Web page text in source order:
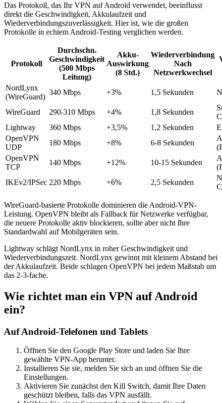
Das Protokoll, das Ihr VPN auf Android verwendet, beeinflusst
direkt die Geschwindigkeit, Akkulaufzeit und
Wiederverbindungszuverlässigkeit. Hier ist, wie die großen
Protokolle in echtem Android-Testing verglichen werden.
Protokoll
Durchschn.
Geschwindigkeit
(500 Mbps
Leitung)
Akku-
Auswirkung
(8 Std.)
Wiederverbindung
Nach
Netzwerkwechsel
NordLynx
(WireGuard)
340 Mbps +3% 1,5 Sekunden
WireGuard 290-310 Mbps +4% 1,8 Sekunden
Lightway
360 Mbps +3,5% 1,2 Sekunden
OpenVPN
UDP
180 Mbps +8% 6-8 Sekunden
OpenVPN
TCP
140 Mbps +12% 10-15 Sekunden
IKEv2/IPSec 220 Mbps +6% 2,5 Sekunden
WireGuard-basierte Protokolle dominieren die Android-VPN-
Leistung. OpenVPN bleibt als Fallback für Netzwerke verfügbar,
die neuere Protokolle aktiv blockieren, sollte aber nicht Ihre
Standardwahl auf Mobilgeräten sein.
Lightway schlägt NordLynx in roher Geschwindigkeit und
Wiederverbindungszeit. NordLynx gewinnt mit kleinem Abstand bei
der Akkulaufzeit. Beide schlagen OpenVPN bei jedem Maßstab um
das 2-3-fache.
Wie richtet man ein VPN auf Android
ein?
Auf Android-Telefonen und Tablets
Öffnen Sie den Google Play Store und laden Sie Ihre
gewählte VPN-App herunter.
Installieren Sie sie, melden Sie sich an und öffnen Sie die
Einstellungen.
Aktivieren Sie zunächst den Kill Switch, damit Ihre Daten
geschützt bleiben, falls das VPN ausfällt.